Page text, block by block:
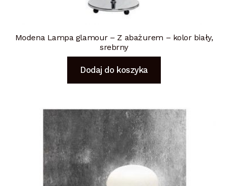
Modena Lampa glamour – Z abażurem – kolor biały,
srebrny
Dodaj do koszyka